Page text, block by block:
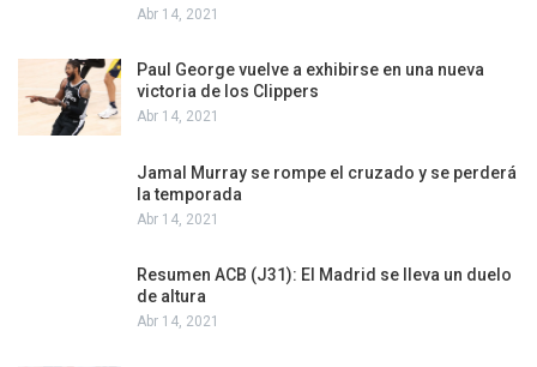
Abr 14, 2021
Paul George vuelve a exhibirse en una nueva
victoria de los Clippers
Abr 14, 2021
Jamal Murray se rompe el cruzado y se perderá
la temporada
Abr 14, 2021
Resumen ACB (J31): El Madrid se lleva un duelo
de altura
Abr 14, 2021